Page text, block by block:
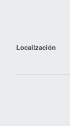
Localización